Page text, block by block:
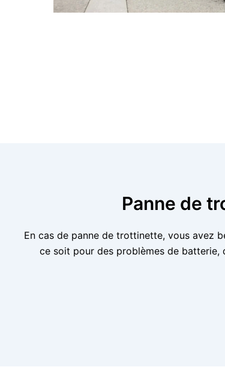
Panne de
En cas de panne de trottinette, vous avez
ce soit pour des problèmes de batterie,